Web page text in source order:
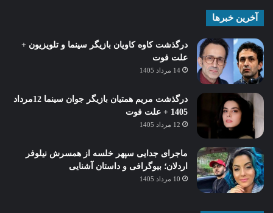
آخرین خبرها
درگذشت کاوه کاویان بازیگر سینما و تلویزیون +
علت فوت
14 مرداد 1405
درگذشت مریم همتیان بازیگر جوان سینما 12مرداد
1405 + علت فوت
12 مرداد 1405
ماجرای جدایی سپهر خلسه از همسرش نیلوفر
اردلان؛ بیوگرافی و داستان آشنایی
10 مرداد 1405